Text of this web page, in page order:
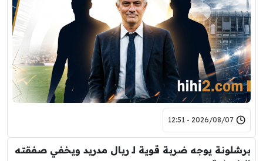
2026/08/07 - 12:51
برشلونة يوجه ضربة قوية لـ ريال مدريد ويخفي صفقته